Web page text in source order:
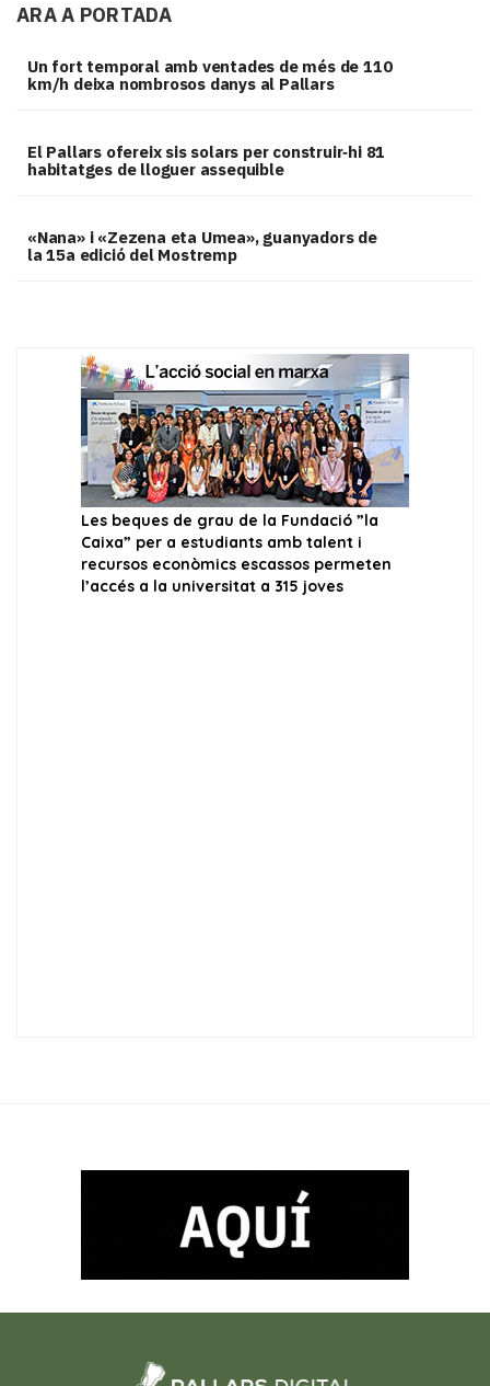
ARA A PORTADA
Un fort temporal amb ventades de més de 110
km/h deixa nombrosos danys al Pallars
El Pallars ofereix sis solars per construir‑hi 81
habitatges de lloguer assequible
«Nana» i «Zezena eta Umea», guanyadors de
la 15a edició del Mostremp